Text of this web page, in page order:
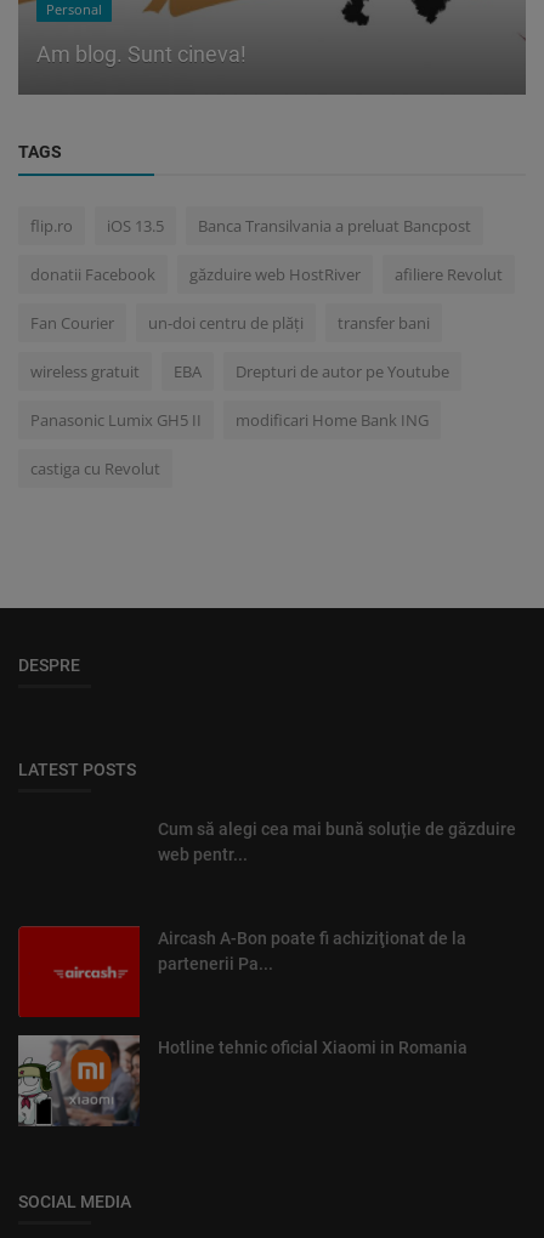
Personal
Am blog. Sunt cineva!
TAGS
flip.ro iOS 13.5 Banca Transilvania a preluat Bancpost
donatii Facebook găzduire web HostRiver afiliere Revolut
Fan Courier un-doi centru de plăți transfer bani
wireless gratuit EBA Drepturi de autor pe Youtube
Panasonic Lumix GH5 II modificari Home Bank ING
castiga cu Revolut
DESPRE
LATEST POSTS
Cum să alegi cea mai bună soluție de găzduire
web pentr...
Aircash A-Bon poate fi achiziţionat de la
partenerii Pa...
Hotline tehnic oficial Xiaomi in Romania
SOCIAL MEDIA